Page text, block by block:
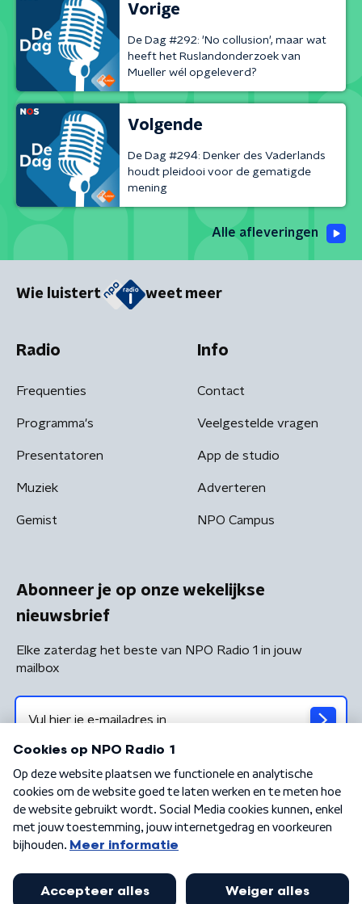
Vorige
De Dag #292: 'No collusion', maar wat
heeft het Ruslandonderzoek van
Mueller wél opgeleverd?
Volgende
De Dag #294: Denker des Vaderlands
houdt pleidooi voor de gematigde
mening
Alle afleveringen
Wie luistert weet meer
Radio
Frequenties
Programma's
Presentatoren
Muziek
Gemist
Info
Contact
Veelgestelde vragen
App de studio
Adverteren
NPO Campus
Abonneer je op onze wekelijkse
nieuwsbrief
Elke zaterdag het beste van NPO Radio 1 in jouw
mailbox
Algemene voorwaarden